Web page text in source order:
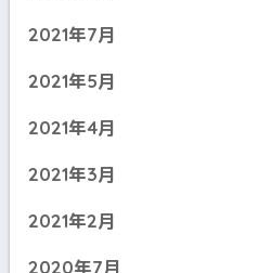
2021年7月
2021年5月
2021年4月
2021年3月
2021年2月
2020年7月